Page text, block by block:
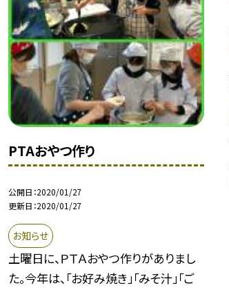
PTAおやつ作り
公開日 2020/01/27
更新日 2020/01/27
お知らせ
土曜日に、ＰＴＡおやつ作りがありまし
た。今年は、「お好み焼き」「みそ汁」「ご